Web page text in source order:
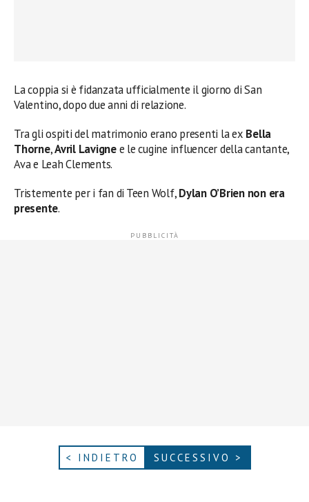
La coppia si è fidanzata ufficialmente il giorno di San
Valentino, dopo due anni di relazione.
Tra gli ospiti del matrimonio erano presenti la ex Bella
Thorne,Avril Lavignee le cugine influencer della cantante,
Ava e Leah Clements.
Tristemente per i fan di Teen Wolf,Dylan O’Brien non era
presente.
< INDIETRO SUCCESSIVO >